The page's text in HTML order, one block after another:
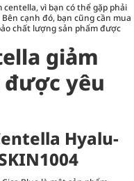
vì bạn có thể gặp phải
cạnh đó, bạn cũng cần mua
chất lượng sản phẩm được
giảm
yêu
Hyalu-